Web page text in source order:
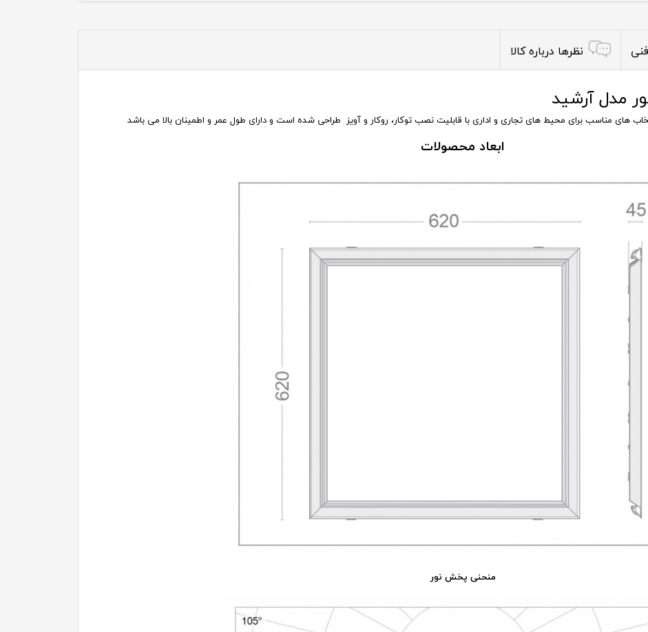
نظرها درباره کالا
ابعاد محصولات
منحنی پخش نور